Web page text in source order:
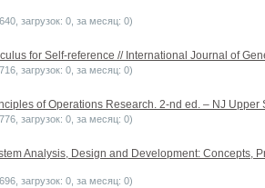
загрузок: 0, за месяц: 0)
for Self-reference // International Journal of
загрузок: 0, за месяц: 0)
of Operations Research. 2-nd ed. – NJ
загрузок: 0, за месяц: 0)
Analysis, Design and Development: Concepts,
загрузок: 0, за месяц: 0)